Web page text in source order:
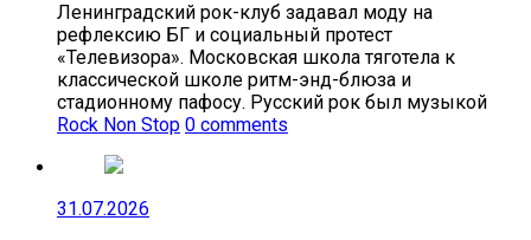
Ленинградский рок-клуб задавал моду на
рефлексию БГ и социальный протест
«Телевизора». Московская школа тяготела к
классической школе ритм-энд-блюза и
стадионному пафосу. Русский рок был музыкой
Rock Non Stop 0 comments
31.07.2026